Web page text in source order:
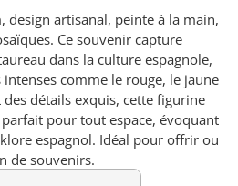
design artisanal, peinte à la main,
Ce souvenir capture
dans la culture espagnole,
comme le rouge, le jaune
détails exquis, cette figurine
pour tout espace, évoquant
espagnol. Idéal pour offrir ou
de souvenirs.